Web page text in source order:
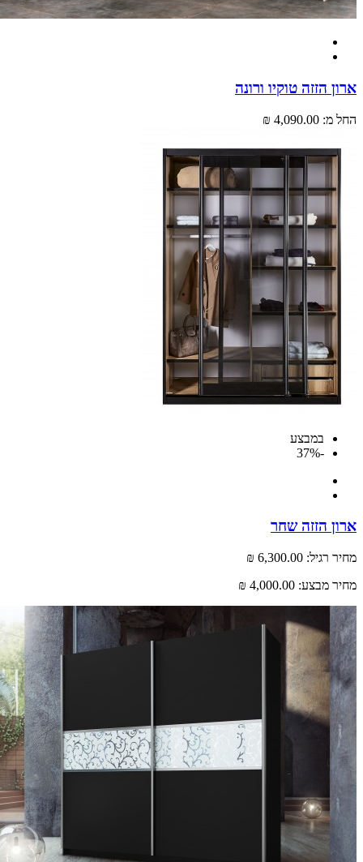
הזזה טוקיו ורונה
מ: 4,090.00 ₪
במבצע
הזזה שחר
רגיל: 6,300.00 ₪
מבצע: 4,000.00 ₪